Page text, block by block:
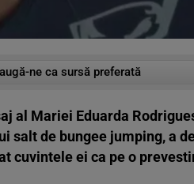
ne ca sursă preferată
al Mariei Eduarda
salt de bungee jumping, a
cuvintele ei ca pe o